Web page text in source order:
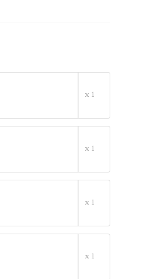
x 1
x 1
x 1
x 1